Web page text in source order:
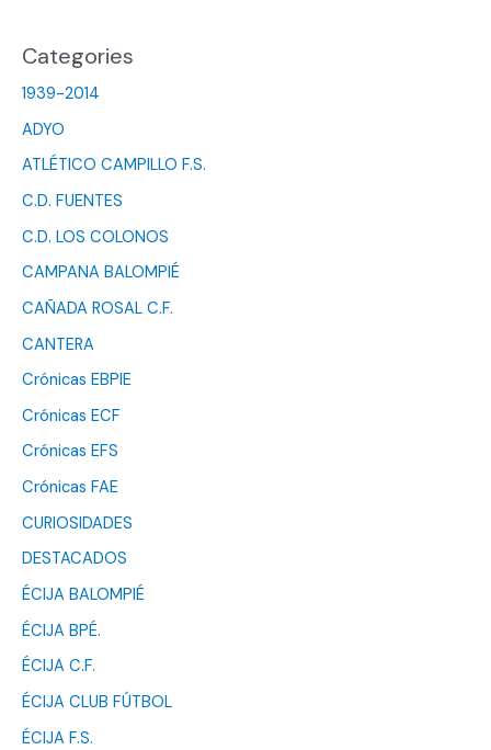
Categories
1939-2014
ADYO
ATLÉTICO CAMPILLO F.S.
C.D. FUENTES
C.D. LOS COLONOS
CAMPANA BALOMPIÉ
CAÑADA ROSAL C.F.
CANTERA
Crónicas EBPIE
Crónicas ECF
Crónicas EFS
Crónicas FAE
CURIOSIDADES
DESTACADOS
ÉCIJA BALOMPIÉ
ÉCIJA BPÉ.
ÉCIJA C.F.
ÉCIJA CLUB FÚTBOL
ÉCIJA F.S.